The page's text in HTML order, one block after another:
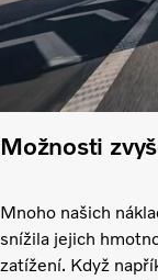
Možnosti
Mnoho našich
snížila jejich
zatížení. Když